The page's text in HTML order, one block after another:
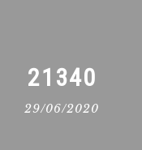
21340
29/06/2020